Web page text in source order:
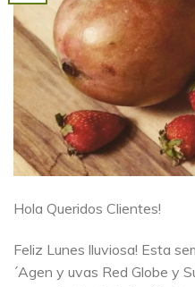
Hola Queridos Clientes!
Feliz Lunes lluviosa! Esta
´Agen y uvas Red Globe y